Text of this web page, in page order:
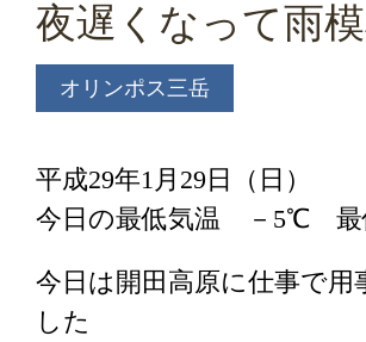
夜遅くなって雨
オリンポス三岳
平成29年1月29日（日）
今日の最低気温 －5℃
今日は開田高原に仕事で
した